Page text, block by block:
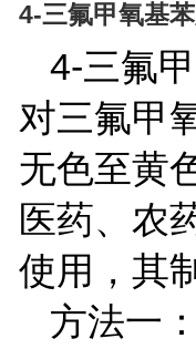
4-三氟甲氧基
4-三氟
对三氟甲
无色至黄
医药、农
使用，其
方法一